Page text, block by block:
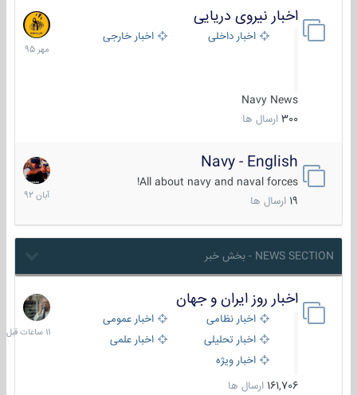
اخبار نیروی دریایی
اخبار داخلی اخبار خارجی
Navy News
300 ارسال ها
27
مهر
1395
Navy - English
All about navy and naval forces!
ارسال ها
22
آبان
1392
NEWS SECTION - بخش خبر
اخبار روز ایران و جهان
اخبار نظامی
اخبار عمومی
اخبار تحلیلی
اخبار علمی
اخبار ویژه
161,706 ارسال ها
11
ساعات
قبل